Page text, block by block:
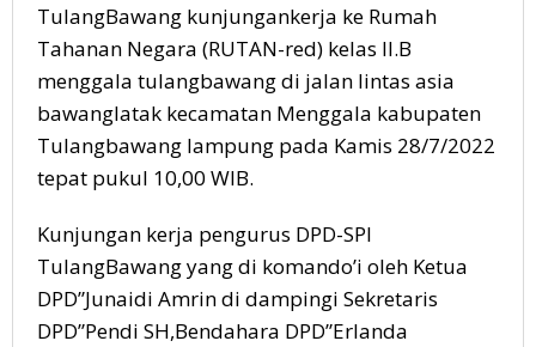
TulangBawang kunjungankerja ke Rumah
Tahanan Negara (RUTAN-red) kelas II.B
menggala tulangbawang di jalan lintas asia
bawanglatak kecamatan Menggala kabupaten
Tulangbawang lampung pada Kamis 28/7/2022
tepat pukul 10,00 WIB.
Kunjungan kerja pengurus DPD-SPI
TulangBawang yang di komando’i oleh Ketua
DPD”Junaidi Amrin di dampingi Sekretaris
DPD”Pendi SH,Bendahara DPD”Erlanda